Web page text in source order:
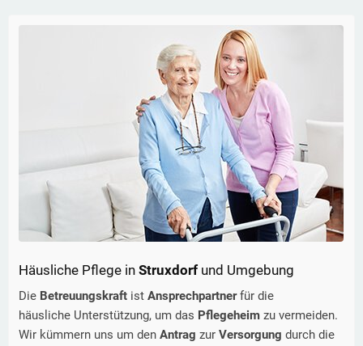
Häusliche Pflege in Struxdorf und Umgebung
Die Betreuungskraft ist Ansprechpartnerfür die
häusliche Unterstützung, um das Pflegeheim zu vermeiden.
Wir kümmern uns um den Antrag zur Versorgung durch die